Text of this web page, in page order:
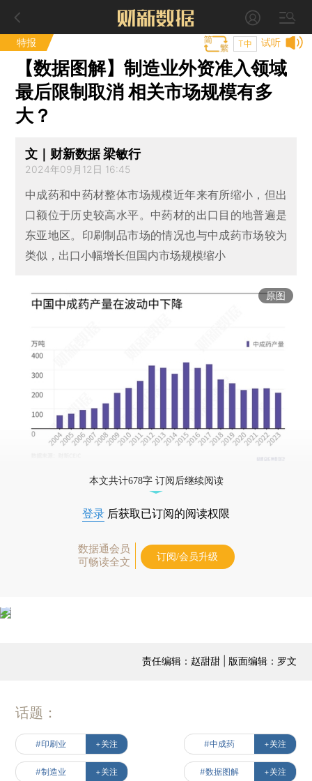
特报 试听
T中
【数据图解】制造业外资准入领域
最后限制取消 相关市场规模有多
大？
文｜财新数据 梁敏行
2024年09月12日 16:45
中成药和中药材整体市场规模近年来有所缩小，但出
口额位于历史较高水平。中药材的出口目的地普遍是
东亚地区。印刷制品市场的情况也与中成药市场较为
类似，出口小幅增长但国内市场规模缩小
原图
本文共计678字 订阅后继续阅读
登录 后获取已订阅的阅读权限
数据通会员
可畅读全文
订阅/会员升级
责任编辑：赵甜甜 | 版面编辑：罗文
话题：
#印刷业 +关注 #中成药 +关注
#制造业 +关注 #数据图解 +关注